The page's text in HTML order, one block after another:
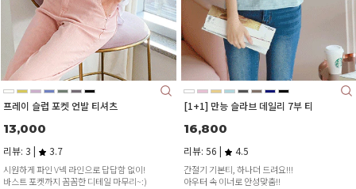
프레이 슬럽 포켓 언발 티셔츠
13,000
리뷰: 3 | 3.7
시원하게 파인 V넥 라인으로 답답함 없이!
바스트 포켓까지 꼼꼼한 디테일 마무리~:)
[1+1] 만능 슬라브 데일리 7부 티
16,800
리뷰: 56 | 4.5
간절기 기본티, 하나더 드려요!!!
아우터 속 이너로 안성맞춤!!